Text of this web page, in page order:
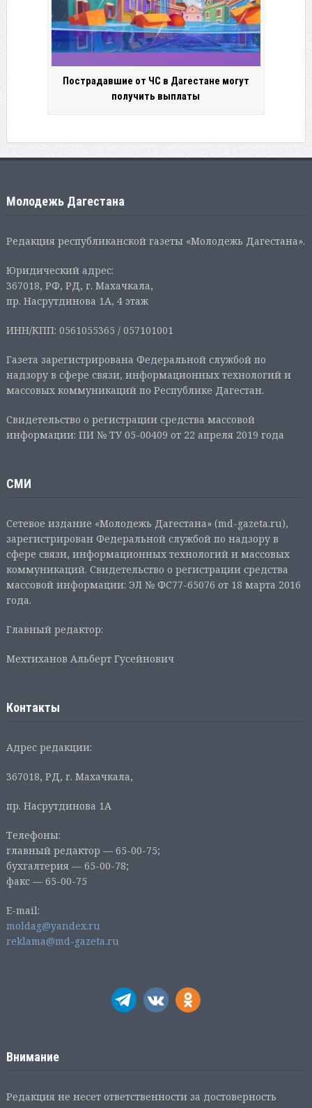
Пострадавшие от ЧС в Дагестане могут
получить выплаты
Молодежь Дагестана
Редакция республиканской газеты «Молодежь Дагестана».
Юридический адрес:
367018, РФ, РД, г. Махачкала,
пр. Насрутдинова 1А, 4 этаж
ИНН/КПП: 0561055365 / 057101001
Газета зарегистрирована Федеральной службой по
надзору в сфере связи, информационных технологий и
массовых коммуникаций по Республике Дагестан.
Свидетельство о регистрации средства массовой
информации: ПИ № ТУ 05-00409 от 22 апреля 2019 года
СМИ
Сетевое издание «Молодежь Дагестана» (md-gazeta.ru),
зарегистрирован Федеральной службой по надзору в
сфере связи, информационных технологий и массовых
коммуникаций. Свидетельство о регистрации средства
массовой информации: ЭЛ № ФС77-65076 от 18 марта 2016
года.
Главный редактор:
Мехтиханов Альберт Гусейнович
Контакты
Адрес редакции:
367018, РД, г. Махачкала,
пр. Насрутдинова 1А
Телефоны:
главный редактор — 65-00-75;
бухгалтерия — 65-00-78;
факс — 65-00-75
E-mail:
moldag@yandex.ru
reklama@md-gazeta.ru
Внимание
Редакция не несет ответственности за достоверность